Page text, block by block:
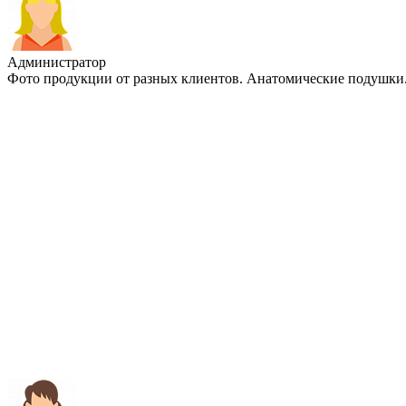
Администратор
Фото продукции от разных клиентов. Анатомические